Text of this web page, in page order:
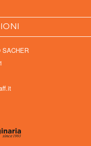
SACHER